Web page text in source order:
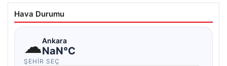
Hava Durumu
☁Ankara
NaN°C
ŞEHIR SEÇ